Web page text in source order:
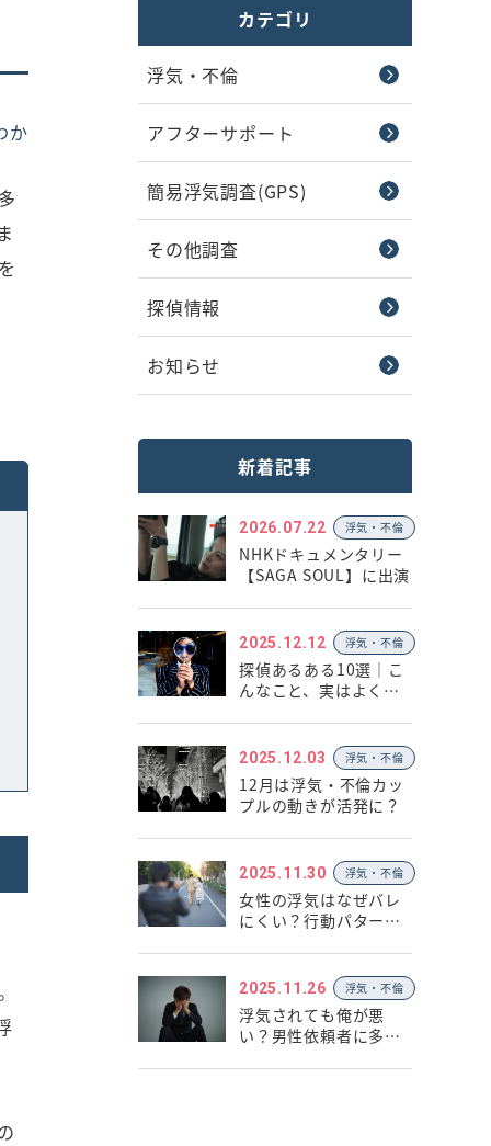
か
カテゴリ
浮気・不倫
アフターサポート
簡易浮気調査(GPS)
その他調査
探偵情報
お知らせ
新着記事
2026.07.22 浮気・不倫
NHKドキュメンタリー
【SAGA SOUL】に出演
2025.12.12 浮気・不倫
探偵あるある10選｜こ
んなこと、実はよくあ
2025.12.03 浮気・不倫
12月は浮気・不倫カッ
プルの動きが活発に？
2025.11.30 浮気・不倫
女性の浮気はなぜバレ
にくい？行動パターン
2025.11.26 浮気・不倫
浮気されても俺が悪
い？男性依頼者に多い